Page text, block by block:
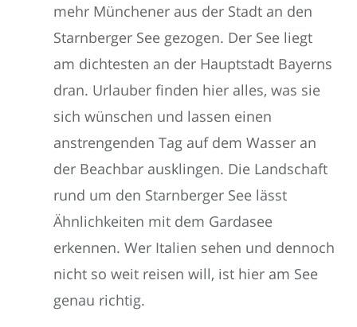
mehr Münchener aus der Stadt an den
Starnberger See gezogen. Der See liegt
am dichtesten an der Hauptstadt Bayerns
dran. Urlauber finden hier alles, was sie
sich wünschen und lassen einen
anstrengenden Tag auf dem Wasser an
der Beachbar ausklingen. Die Landschaft
rund um den Starnberger See lässt
Ähnlichkeiten mit dem Gardasee
erkennen. Wer Italien sehen und dennoch
nicht so weit reisen will, ist hier am See
genau richtig.